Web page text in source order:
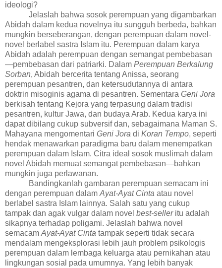
ideologi?
Jelas lah bahwa sosok perempuan yang digambarkan
Abidah dalam kedua novelnya itu sungguh berbeda, bahkan
mungkin berseberangan, dengan perempuan dalam novel-
novel berlabel sastra Islam itu. Perempuan dalam karya
Abidah adalah perempuan dengan semangat pembebasan
—pembebasan dari patriarki. Dalam Perempuan Berkalung
Sorban, Abidah bercerita tentang Anissa, seorang
perempuan pesantren, dan ketersudutannya di antara
doktrin misoginis agama di pesantren. Sementara Geni Jora
berkisah tentang Kejora yang terpasung dalam tradisi
pesantren, kultur Jawa, dan budaya Arab. Kedua karya ini
dapat dibilang cukup subversif dan, sebagaimana Maman S.
Mahayana mengomentari Geni Jora di Koran Tempo, seperti
hendak menawarkan paradigma baru dalam menempatkan
perempuan dalam Islam. Citra ideal sosok muslimah dalam
novel Abidah memuat semangat pembebasan—bahkan
mungkin juga perlawanan.
Bandingkanlah gambaran perempuan semacam ini
dengan perempuan dalam Ayat-Ayat Cinta atau novel
berlabel sastra Islam lainnya. Salah satu yang cukup
tampak dan agak vulgar dalam novel best-selleritu adalah
sikapnya terhadap poligami. Jelaslah bahwa novel
semacam Ayat-Ayat Cinta tampak seperti tidak secara
mendalam mengeksplorasi lebih jauh problem psikologis
perempuan dalam lembaga keluarga atau pernikahan atau
lingkungan sosial pada umumnya. Yang lebih banyak